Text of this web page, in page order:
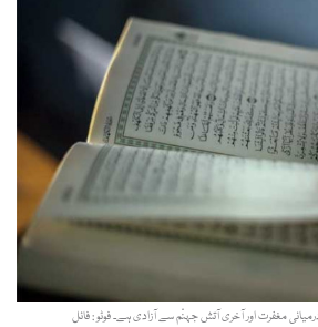
مغفرت اور آخری آتش جہنّم سے آزادی ہے۔ فوٹو : فائل